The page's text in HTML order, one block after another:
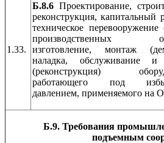
1.33.
Б.8.6 Проектирование,
реконструкция, капитальный
техническое перевооружение
производственных
изготовление, монтаж
наладка, обслуживание и
(реконструкция)
работающего под
давлением, применяемого на
Б.9. Требования
подъемным